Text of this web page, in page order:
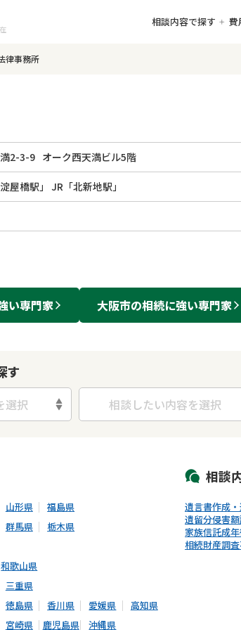
相談内容で探す 費
律事務所
2-3-9 オーク西天満ビル5階
橋駅」 JR「北新地駅」
い専門家 大阪市の相続に強い専門家
す
選択 相談したい内容を選択
山形県
福島県
群馬県
栃木県
和歌山県
三重県
徳島県 香川県 愛媛県
高知県
宮崎県 鹿児島県 沖縄県
相談
遺言書作成
遺留分侵害
家族信託成
相続財産調査